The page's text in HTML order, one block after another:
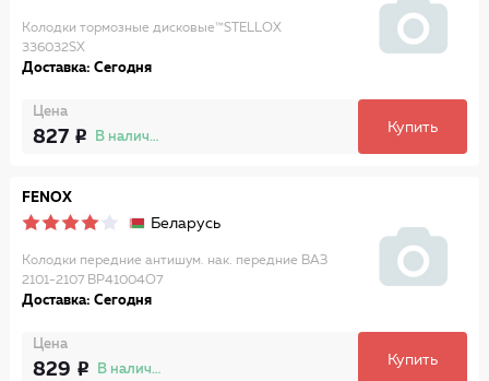
Колодки тормозные дисковые™STELLOX
336032SX
Доставка: Сегодня
Цена
827 В наличии
Купить
FENOX
Беларусь
Колодки передние антишум. нак. передние ВАЗ
2101-2107 BP41004O7
Доставка: Сегодня
Цена
829 В наличии
Купить